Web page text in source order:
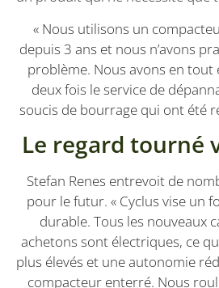
« Nous utilisons un
depuis 3 ans et nous n’avons
problème. Nous avons en
deux fois le service de
soucis de bourrage qui ont été
Le regard tourné
Stefan Renes entrevoit de
pour le futur. « Cyclus vise un
durable. Tous les nouveaux
achetons sont électriques, ce
plus élevés et une autonomie
compacteur enterré. Nous